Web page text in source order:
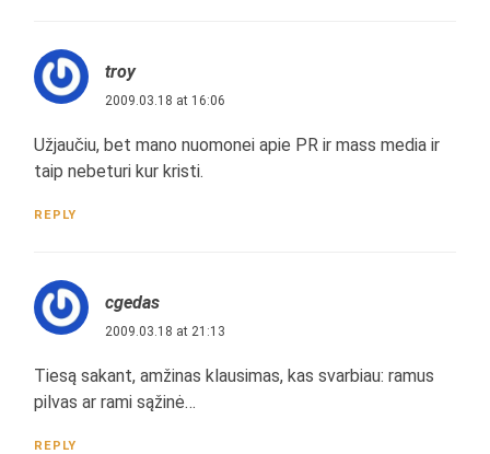
troy
2009.03.18 at 16:06
Užjaučiu, bet mano nuomonei apie PR ir mass media ir
taip nebeturi kur kristi.
REPLY
cgedas
2009.03.18 at 21:13
Tiesą sakant, amžinas klausimas, kas svarbiau: ramus
pilvas ar rami sąžinė…
REPLY